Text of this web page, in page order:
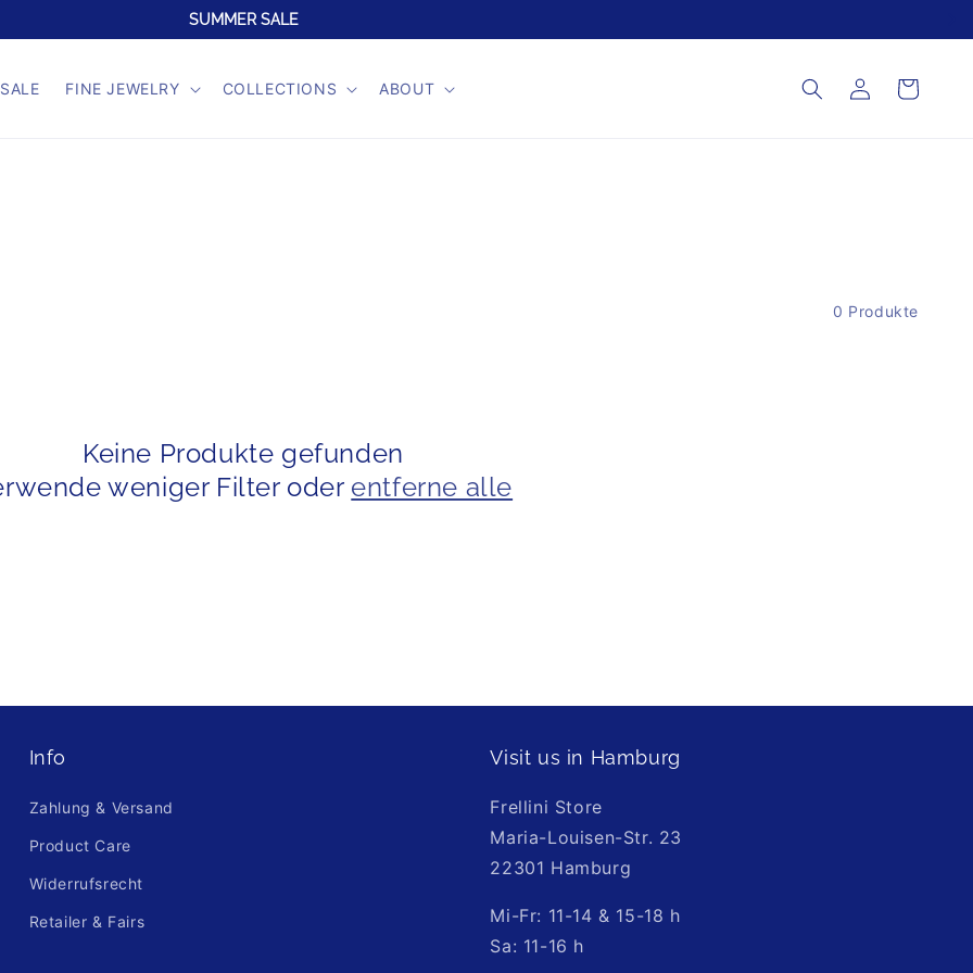
SUMMER SALE
SALE FINE JEWELRY COLLECTIONS ABOUT EinloggenWarenkorb
0 Produkte
Keine Produkte gefunden
weniger Filter oder entferne alle
Info
Zahlung & Versand
Product Care
Widerrufsrecht
Retailer & Fairs
Visit us in Hamburg
Frellini Store
Maria-Louisen-Str. 23
22301 Hamburg
Mi-Fr: 11-14 & 15-18 h
Sa: 11-16 h